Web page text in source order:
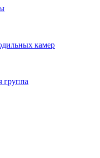
камер
группа